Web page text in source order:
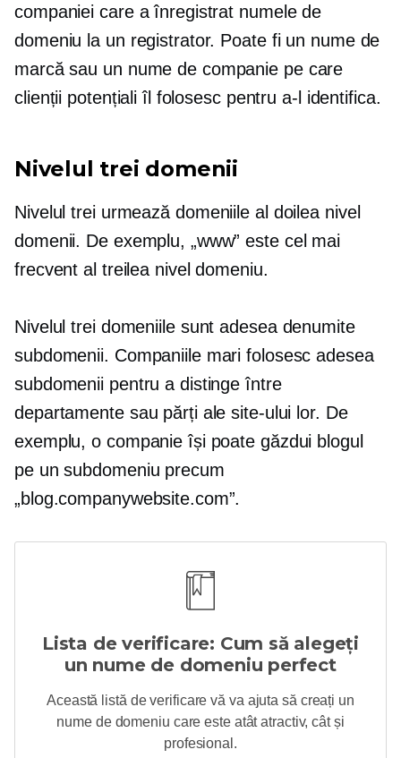
companiei care a înregistrat numele de
domeniu la un registrator. Poate fi un nume de
marcă sau un nume de companie pe care
clienții potențiali îl folosesc pentru a-l identifica.
Nivelul trei domenii
Nivelul treiurmează domeniile al doilea nivel
domenii. De exemplu, „www” este cel mai
frecvental treilea nivel domeniu.
Nivelul treidomeniile sunt adesea denumite
subdomenii. Companiile mari folosesc adesea
subdomenii pentru a distinge între
departamente sau părți ale site-ului lor. De
exemplu, o companie își poate găzdui blogul
pe un subdomeniu precum
„blog.companywebsite.com”.
Lista de verificare: Cum să alegeți
un nume de domeniu perfect
Această listă de verificare vă va ajuta să creați un
nume de domeniu care este atât atractiv, cât și
profesional.